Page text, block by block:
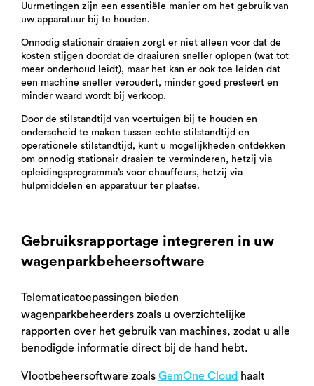
Uurmetingen zijn een essentiële manier om het gebruik van
uw apparatuur bij te houden.
Onnodig stationair draaien zorgt er niet alleen voor dat de
kosten stijgen doordat de draaiuren sneller oplopen (wat tot
meer onderhoud leidt), maar het kan er ook toe leiden dat
een machine sneller veroudert, minder goed presteert en
minder waard wordt bij verkoop.
Door de stilstandtijd van voertuigen bij te houden en
onderscheid te maken tussen echte stilstandtijd en
operationele stilstandtijd, kunt u mogelijkheden ontdekken
om onnodig stationair draaien te verminderen, hetzij via
opleidingsprogramma’s voor chauffeurs, hetzij via
hulpmiddelen en apparatuur ter plaatse.
Gebruiksrapportage integreren in uw
wagenparkbeheersoftware
Telematicatoepassingen bieden
wagenparkbeheerders zoals u overzichtelijke
rapporten over het gebruik van machines, zodat u alle
benodigde informatie direct bij de hand hebt.
Vlootbeheersoftware zoals GemOne Cloud haalt